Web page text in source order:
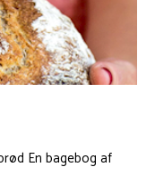
En bagebog af